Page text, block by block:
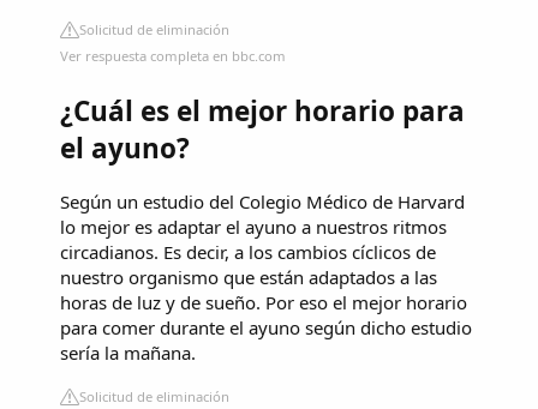
Solicitud de eliminación
Ver respuesta completa en bbc.com
¿Cuál es el mejor horario para
el ayuno?
Según un estudio del Colegio Médico de Harvard
lo mejor es adaptar el ayuno a nuestros ritmos
circadianos. Es decir, a los cambios cíclicos de
nuestro organismo que están adaptados a las
horas de luz y de sueño. Por eso el mejor horario
para comer durante el ayuno según dicho estudio
sería la mañana.
Solicitud de eliminación